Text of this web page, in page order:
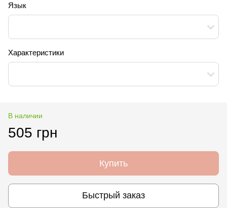
Язык
Характеристики
В наличии
505 грн
Купить
Быстрый заказ